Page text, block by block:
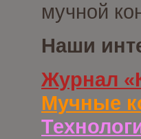
мучной
Наши
Журнал
Мучные